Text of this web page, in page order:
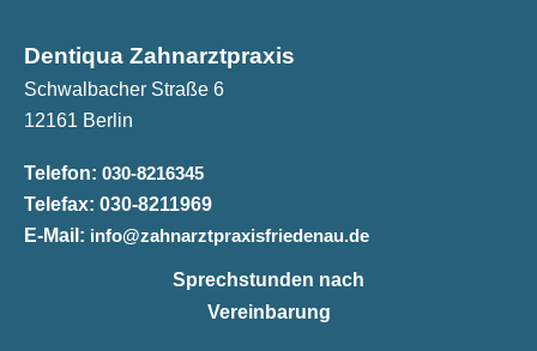
Dentiqua Zahnarztpraxis
Schwalbacher Straße 6
12161 Berlin
Telefon: 030-8216345
Telefax: 030-8211969
E-Mail: info@zahnarztpraxisfriedenau.de
Sprechstunden nach
Vereinbarung